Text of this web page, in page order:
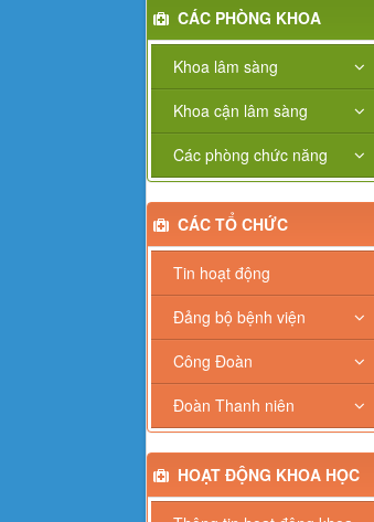
CÁC PHÒNG KHOA
Khoa lâm sàng
Khoa cận lâm sàng
Các phòng chức năng
CÁC TỔ CHỨC
Tin hoạt động
Đảng bộ bệnh viện
Công Đoàn
Đoàn Thanh niên
HOẠT ĐỘNG KHOA HỌC